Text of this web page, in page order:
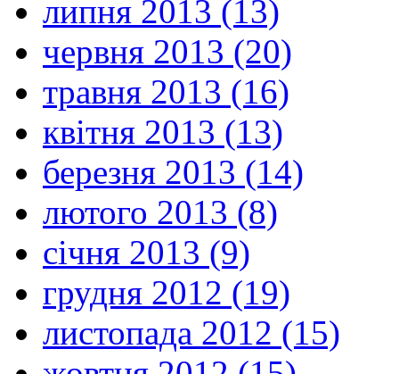
липня 2013 (13)
червня 2013 (20)
травня 2013 (16)
квітня 2013 (13)
березня 2013 (14)
лютого 2013 (8)
січня 2013 (9)
грудня 2012 (19)
листопада 2012 (15)